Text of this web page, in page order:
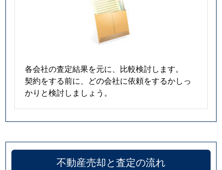
各会社の査定結果を元に、比較検討します。
契約をする前に、どの会社に依頼をするかしっ
かりと検討しましょう。
不動産売却と査定の流れ